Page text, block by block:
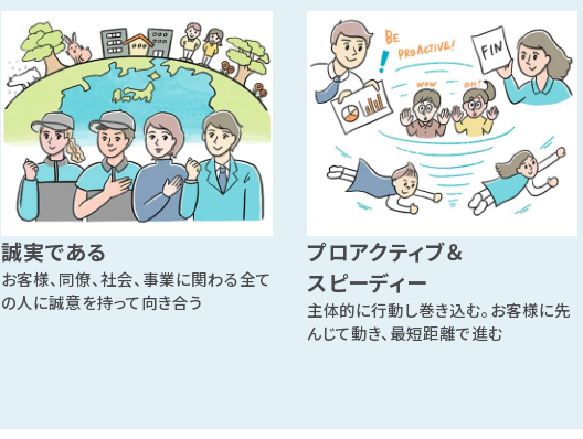
誠実である
お客様、同僚、社会、事業に関わる全て
の人に誠意を持って向き合う
プロアクティブ＆
スピーディー
主体的に行動し巻き込む。お客様に先
んじて動き、最短距離で進む